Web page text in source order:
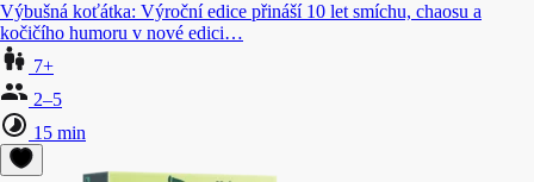
Výbušná koťátka: Výroční edice přináší 10 let smíchu, chaosu a
kočičího humoru v nové edici…
7+
2–5
15 min